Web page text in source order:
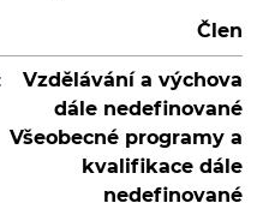
Člen
Vzdělávání a výchova
dále nedefinované
Všeobecné programy a
kvalifikace dále
nedefinované